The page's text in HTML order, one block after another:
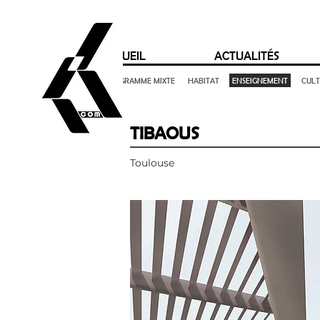
ACCUEIL ACTUALITÉS
TOUT PROGRAMME MIXTE HABITAT ENSEIGNEMENT
TIBAOUS
Toulouse